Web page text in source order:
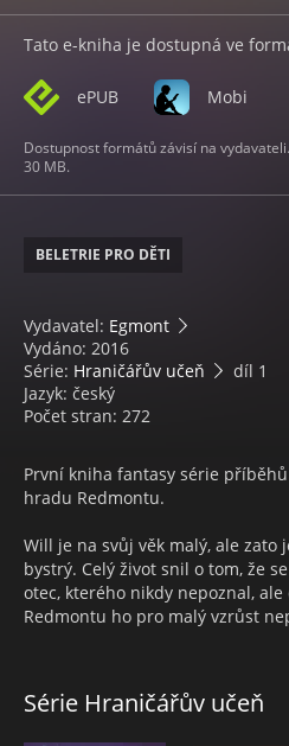
Tato e-kniha je dostupná ve
ePUB Mobi
Dostupnost formátů závisí na
30 MB.
BELETRIE PRO DĚTI
Vydavatel: Egmont
Vydáno: 2016
Série: Hraničářův učeň
díl 1
Jazyk: český
Počet stran: 272
První kniha fantasy série
hradu Redmontu.
Will je na svůj věk malý, ale zato
bystrý. Celý život snil o tom, že
otec, kterého nikdy nepoznal,
Redmontu ho pro malý vzrůst
dostane do učení k Haltovi,
černé magii. Will se postupně
luk a šípy, šedozelenou
Série Hraničářův učeň